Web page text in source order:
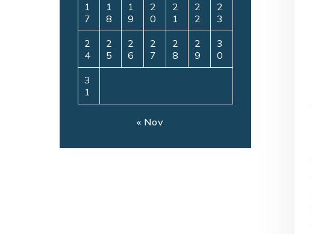
1
7
1
8
1
9
2
0
2
1
2
2
2
3
2
4
2
5
2
6
2
7
2
8
2
9
3
0
3
1
« Nov